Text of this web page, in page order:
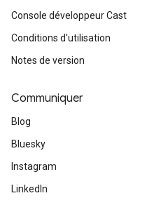
Console développeur Cast
Conditions d'utilisation
Notes de version
Communiquer
Blog
Bluesky
Instagram
LinkedIn